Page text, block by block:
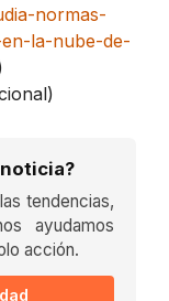
normas-
la-nube-de-
tendencias,
ayudamos
acción.